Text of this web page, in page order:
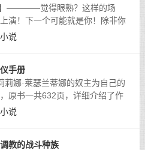
————觉得眼熟？这样的场
演！下一个可能就是你！除非你
建筑之内的宣传屏幕瞬间被红色
说
手册
娜·莱瑟兰蒂娜的奴主为自己的
原书一共632页，详细介绍了作
招待主人以及进行日常礼仪。首
说
教的战斗种族